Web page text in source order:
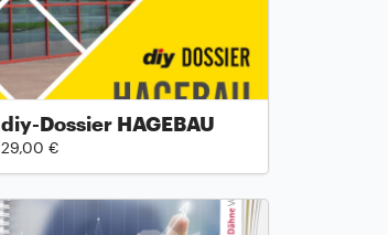
diy-Dossier HAGEBAU
29,00 €